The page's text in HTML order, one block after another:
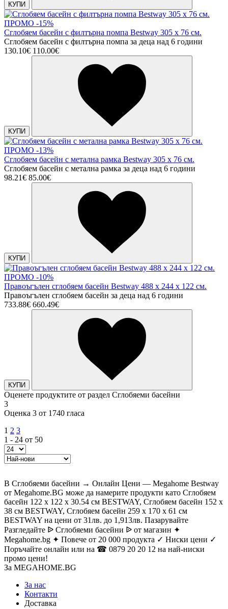
КУПИ
ПРОМО -15%
Сглобяем басейн с филтърна помпа Bestway 305 х 76 см.
Сглобяем басейн с филтърна помпа за деца над 6 години
130.10€ 110.00€
КУПИ
ПРОМО -13%
Сглобяем басейн с метална рамка Bestway 305 х 76 см.
Сглобяем басейн с метална рамка за деца над 6 години
98.21€ 85.00€
КУПИ
ПРОМО -10%
Правоъгълен сглобяем басейн Bestway 488 х 244 х 122 см.
Правоъгълен сглобяем басейн за деца над 6 години
733.88€ 660.49€
КУПИ
Оценете продуктите от раздел Сглобяеми басейни
3
Оценка 3 от 1740 гласа
1 2 3
1 - 24 от 50
В Сглобяеми басейни → Онлайн Цени — Megahome Bestway
от Megahome.BG може да намерите продукти като Сглобяем
басейн 122 х 122 х 30.54 см BESTWAY, Сглобяем басейн 152 х
38 см BESTWAY, Сглобяем басейн 259 х 170 х 61 см
BESTWAY на цени от 31лв. до 1,913лв. Пазарувайте
Разгледайте ᐉ Сглобяеми басейни ᐉ от магазин ✦
Megahome.bg ✦ Повече от 20 000 продукта ✓ Ниски цени ✓
Поръчайте онлайн или на ☎ 0879 20 20 12 на най-ниски
промо цени!
За MEGAHOME.BG
За нас
Контакти
Доставка